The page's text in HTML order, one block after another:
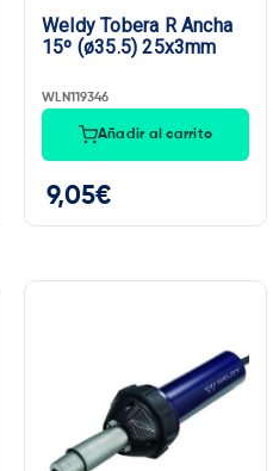
Weldy Tobera R Ancha
15º (ø35.5) 25x3mm
WLN119346
Añadir al carrito
9,05€